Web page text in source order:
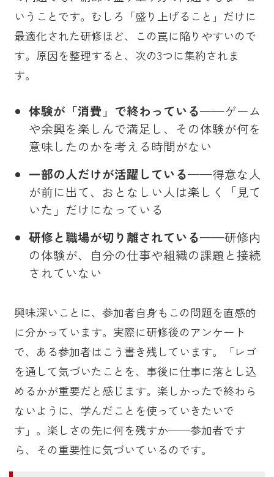
いうことです。むしろ「盛り上げること」だけに
最適化された研修ほど、この罠に陥りやすいので
す。原因を整理すると、次の3つに集約されま
す。
体験が「消費」で終わっている——ゲーム
や余興を楽しんで満足し、その体験が何を
意味したのかを考える時間がない
一部の人だけが活躍している——得意な人
が前に出て、おとなしい人は楽しく「見て
いた」だけになっている
研修と職場が切り離されている——研修内
の体験が、自分の仕事や組織の課題と接続
されていない
興味深いことに、参加者自身もこの問題を直感的
に分かっています。実際に研修後のアンケート
で、ある参加者はこう書き残しています。「レゴ
を通して気づいたことを、事後に仕事に落とし込
めるかが重要だと感じます。楽しかったで終わら
ないように、学んだことを使っていきたいで
す」。楽しさの先に何を残すか——参加者です
ら、その重要性に気づいているのです。